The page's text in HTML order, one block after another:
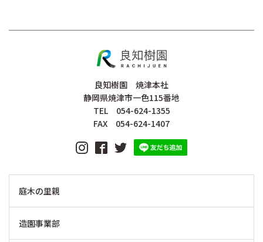
良知樹園 焼津本社
静岡県焼津市一色115番地
TEL 054-624-1355
FAX 054-624-1407
庭木の里親
造園事業部